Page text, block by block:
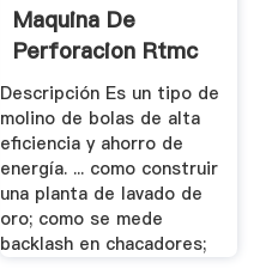
Maquina De
Perforacion Rtmc
Vacancies
Descripción Es un tipo de
molino de bolas de alta
eficiencia y ahorro de
energía. ... como construir
una planta de lavado de
oro; como se mede
backlash en chacadores;